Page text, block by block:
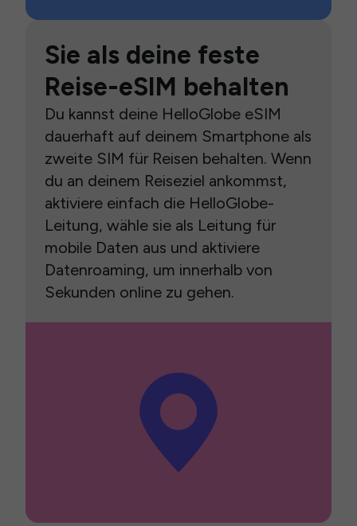
Sie als deine feste
Reise-eSIM behalten
Du kannst deine HelloGlobe eSIM
dauerhaft auf deinem Smartphone als
zweite SIM für Reisen behalten. Wenn
du an deinem Reiseziel ankommst,
aktiviere einfach die HelloGlobe-
Leitung, wähle sie als Leitung für
mobile Daten aus und aktiviere
Datenroaming, um innerhalb von
Sekunden online zu gehen.